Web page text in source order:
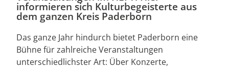
informieren sich Kulturbegeisterte aus
dem ganzen Kreis Paderborn
Das ganze Jahr hindurch bietet Paderborn eine
Bühne für zahlreiche Veranstaltungen
unterschiedlichster Art: Über Konzerte,